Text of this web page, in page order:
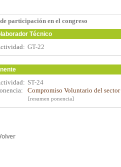
participación en el congreso
Técnico
GT-22
ST-24
Compromiso Voluntario del
[resumen ponencia]